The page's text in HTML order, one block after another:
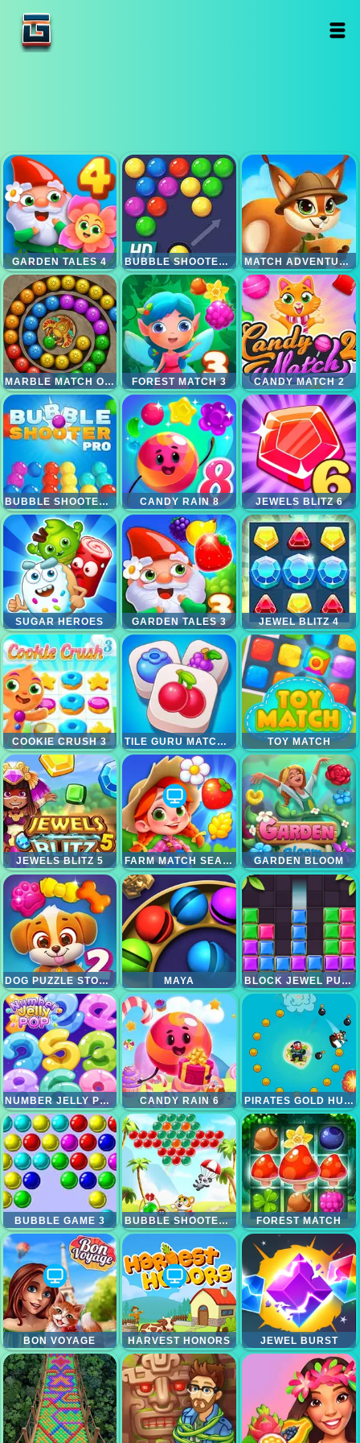
GARDEN TALES 4 BUBBLE SHOOTER HD MATCH ADVENTURE
MARBLE MATCH ORIGIN FOREST MATCH 3 CANDY MATCH 2
BUBBLE SHOOTER PRO CANDY RAIN 8 JEWELS BLITZ 6
SUGAR HEROES GARDEN TALES 3 JEWEL BLITZ 4
COOKIE CRUSH 3 TILE GURU MATCH FUN TOY MATCH
JEWELS BLITZ 5 FARM MATCH SEASONS GARDEN BLOOM
DOG PUZZLE STORY 2 MAYA BLOCK JEWEL PUZZLE
NUMBER JELLY POP CANDY RAIN 6 PIRATES GOLD HUNTERS
BUBBLE GAME 3 BUBBLE SHOOTER CLASSIC MATCH 3 POP BUBBLES FOREST MATCH
BON VOYAGE HARVEST HONORS JEWEL BURST